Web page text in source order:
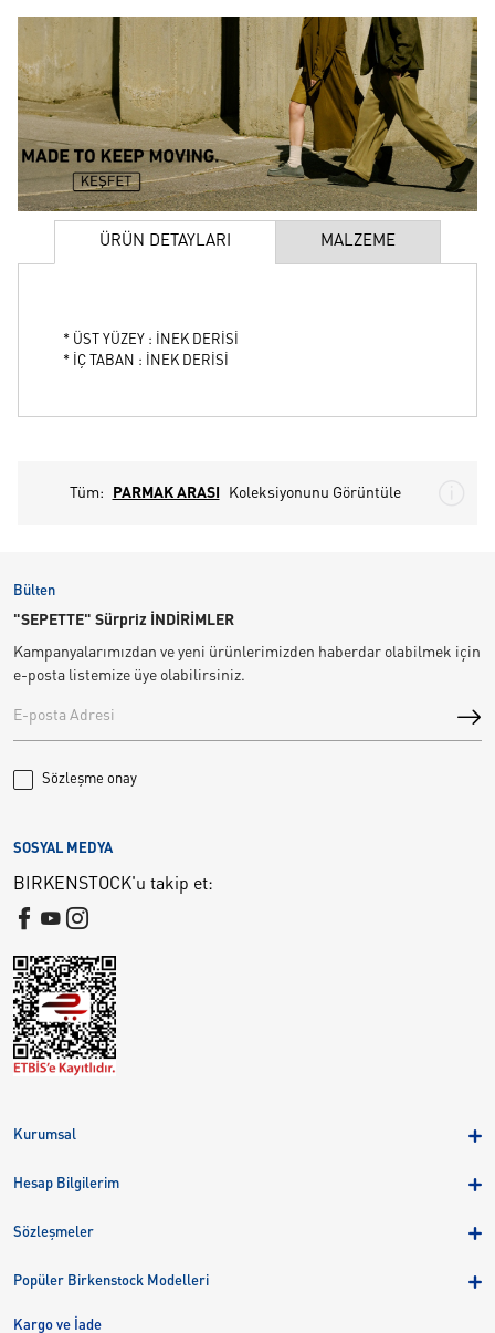
ÜRÜN DETAYLARI MALZEME
* ÜST YÜZEY : İNEK DERİSİ
* İÇ TABAN : İNEK DERİSİ
Tüm: PARMAK ARASI Koleksiyonunu Görüntüle
Bülten
"SEPETTE" Sürpriz İNDİRİMLER
Kampanyalarımızdan ve yeni ürünlerimizden haberdar olabilmek için
e-posta listemize üye olabilirsiniz.
Sözleşme onay
Kurumsal
Birkenstock Group
Kariyer
Hesap Bilgilerim
Sipariş Takibi
Sözleşmeler
Kargo ve İade
Popüler Birkenstock Modelleri
Kargo ve İade
SOSYAL MEDYA
BIRKENSTOCK'u takip et: